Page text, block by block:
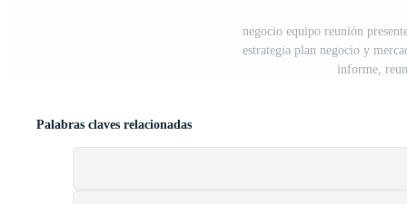
negocio equipo reunión
estrategia plan negocio y
informe,
Palabras claves relacionadas